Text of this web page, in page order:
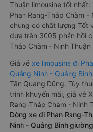
Thuận limousine tốt
Phan Rang-Tháp Chàm -
chung có chất lượng Tốt
dựa trên 3005 phản hồi
Tháp Chàm - Ninh
Giá vé xe limousine đi
Quảng Ninh - Quảng Bình
Tân Quang Dũng. Tùy
trình khuyến mãi, giá vé
Rang-Tháp Chàm - Ninh
Dòng xe đi Phan Rang-
Ninh - Quảng Bình